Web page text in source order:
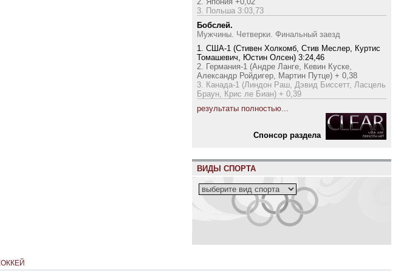
3. Польша 3:03,73
Бобслей.
Мужчины. Четверки. Финальный заезд
1. США-1 (Стивен Холкомб, Стив Меслер, Куртис
Томашевич, Юстин Олсен) 3:24,46
2. Германия-1 (Андре Ланге, Кевин Куске,
Александр Ройдигер, Мартин Путце) + 0,38
3. Канада-1 (Линдон Раш, Дэвид Биссетт, Ласцель
Браун, Крис ле Биан) + 0,39
результаты полностью...
Cпонсор раздела
ВИДЫ СПОРТА